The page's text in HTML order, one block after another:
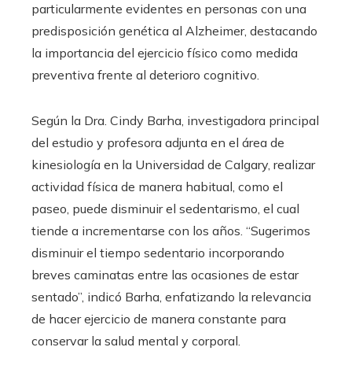
particularmente evidentes en personas con una
predisposición genética al Alzheimer, destacando
la importancia del ejercicio físico como medida
preventiva frente al deterioro cognitivo.
Según la Dra. Cindy Barha, investigadora principal
del estudio y profesora adjunta en el área de
kinesiología en la Universidad de Calgary, realizar
actividad física de manera habitual, como el
paseo, puede disminuir el sedentarismo, el cual
tiende a incrementarse con los años. “Sugerimos
disminuir el tiempo sedentario incorporando
breves caminatas entre las ocasiones de estar
sentado”, indicó Barha, enfatizando la relevancia
de hacer ejercicio de manera constante para
conservar la salud mental y corporal.